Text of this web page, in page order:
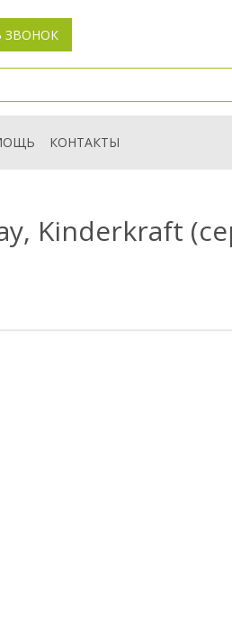
ЗВОНОК
КОНТАКТЫ
Kinderkraft